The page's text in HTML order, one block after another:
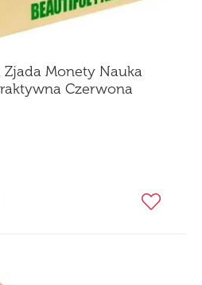
Zjada Monety Nauka
Czerwona